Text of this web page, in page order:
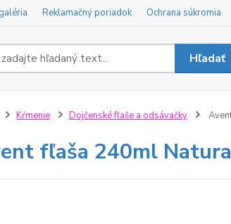
Reklamačný poriadok Ochrana súkromia
Hľadať
Kŕmenie Dojčenské fľaše a odsávačky
fľaša 240ml